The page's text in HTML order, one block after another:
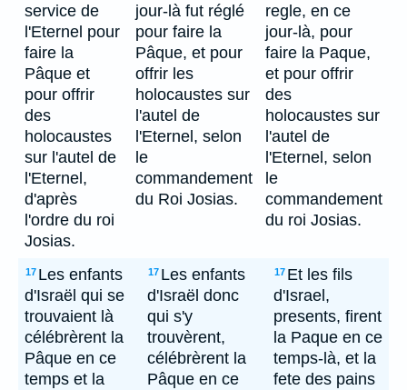
service de
l'Eternel pour
faire la
Pâque et
pour offrir
des
holocaustes
sur l'autel de
l'Eternel,
d'après
l'ordre du roi
Josias.
jour-là fut réglé
pour faire la
Pâque, et pour
offrir les
holocaustes sur
l'autel de
l'Eternel, selon
le
commandement
du Roi Josias.
regle, en ce
jour-là, pour
faire la Paque,
et pour offrir
des
holocaustes sur
l'autel de
l'Eternel, selon
le
commandement
du roi Josias.
17 Les enfants
d'Israël qui se
trouvaient là
célébrèrent la
Pâque en ce
temps et la
17 Les enfants
d'Israël donc
qui s'y
trouvèrent,
célébrèrent la
Pâque en ce
17 Et les fils
d'Israel,
presents, firent
la Paque en ce
temps-là, et la
fete des pains